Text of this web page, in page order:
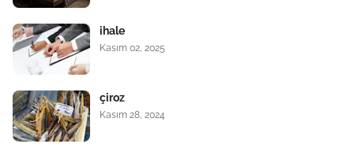
ihale
Kasım 02, 2025
çiroz
Kasım 28, 2024